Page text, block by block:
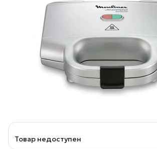
Товар недоступен